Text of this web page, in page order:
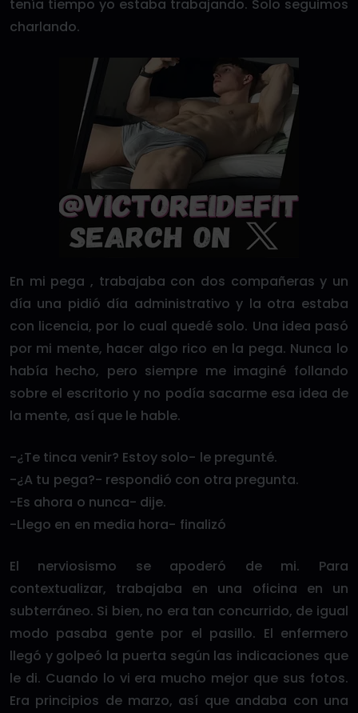
tenía tiempo yo estaba trabajando. Solo seguimos
charlando.
En mi pega , trabajaba con dos compañeras y un
día una pidió día administrativo y la otra estaba
con licencia, por lo cual quedé solo. Una idea pasó
por mi mente, hacer algo rico en la pega. Nunca lo
había hecho, pero siempre me imaginé follando
sobre el escritorio y no podía sacarme esa idea de
la mente, así que le hable.
-¿Te tinca venir? Estoy solo- le pregunté.
-¿A tu pega?- respondió con otra pregunta.
-Es ahora o nunca- dije.
-Llego en en media hora- finalizó
El nerviosismo se apoderó de mi. Para
contextualizar, trabajaba en una oficina en un
subterráneo. Si bien, no era tan concurrido, de igual
modo pasaba gente por el pasillo. El enfermero
llegó y golpeó la puerta según las indicaciones que
le di. Cuando lo vi era mucho mejor que sus fotos.
Era principios de marzo, así que andaba con una